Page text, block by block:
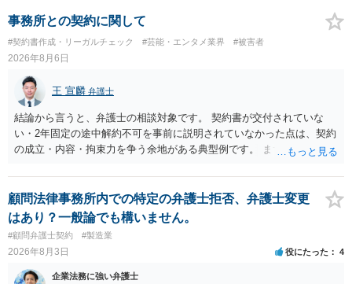
事務所との契約に関して
#契約書作成・リーガルチェック #芸能・エンタメ業界 #被害者
2026年8月6日
王 宣麟 弁護士
結論から言うと、弁護士の相談対象です。 契約書が交付されていな
い・2年固定の途中解約不可を事前に説明されていなかった点は、契約
の成立・内容・拘束力を争う余地がある典型例です。 まずは、運営と
みてはいかがでしょうか。 また同時並行で（もしまだされていないの
であれば）書面で退所意思の明確化はしておくべきだと考えます。
顧問法律事務所内での特定の弁護士拒否、弁護士変更
はあり？一般論でも構いません。
#顧問弁護士契約 #製造業
2026年8月3日 役にたった 4
企業法務に強い弁護士